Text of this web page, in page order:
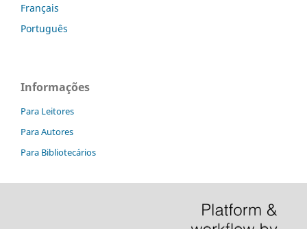
Français
Português
Informações
Para Leitores
Para Autores
Para Bibliotecários